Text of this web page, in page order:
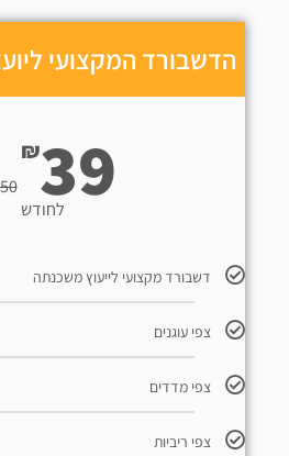
הדשבורד המקצועי
50
₪39
לחודש
דשבורד מקצועי לייעוץ משכנתה
צפי עוגנים
צפי מדדים
צפי ריביות